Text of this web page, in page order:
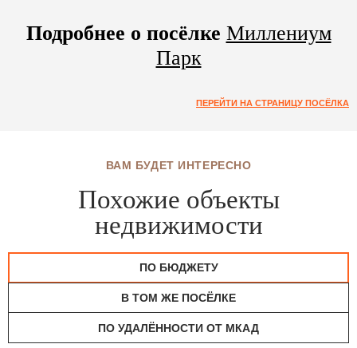
Подробнее о посёлке Миллениум
Парк
ПЕРЕЙТИ НА СТРАНИЦУ ПОСЁЛКА
ВАМ БУДЕТ ИНТЕРЕСНО
Похожие объекты
недвижимости
ПО БЮДЖЕТУ
В ТОМ ЖЕ ПОСЁЛКЕ
ПО УДАЛЁННОСТИ ОТ МКАД